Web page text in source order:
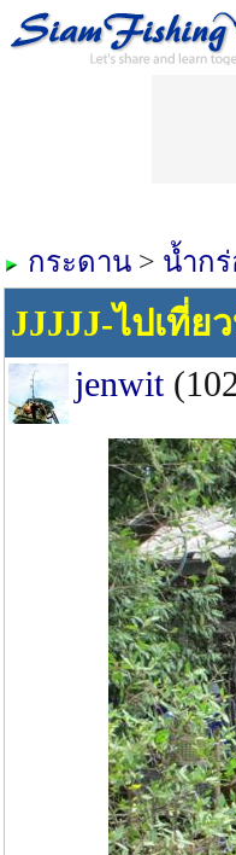
กระดาน > น้ำกร่
JJJJJ-ไปเที่ย
jenwit